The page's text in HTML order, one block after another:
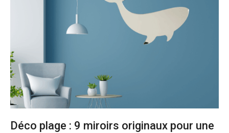
Déco plage : 9 miroirs originaux pour une